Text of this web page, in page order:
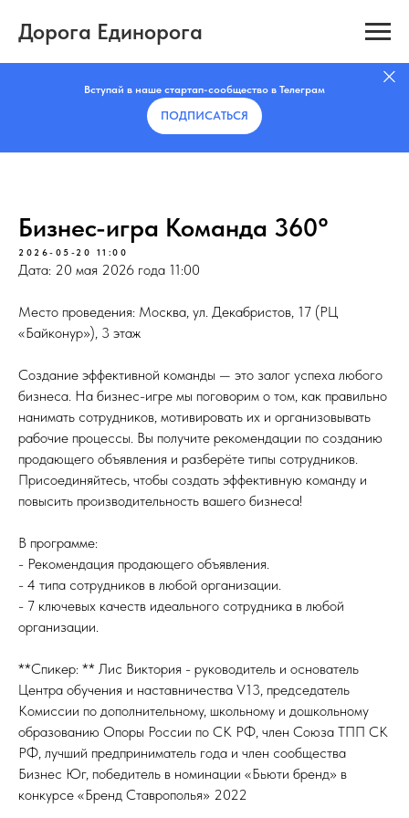
Дорога Единорога
Вступай в наше стартап-сообщество в Телеграм
ПОДПИСАТЬCЯ
Бизнес-игра Команда 360°
2026-05-20 11:00
Дата: 20 мая 2026 года 11:00
Место проведения: Москва, ул. Декабристов, 17 (РЦ
«Байконур»), 3 этаж
Создание эффективной команды — это залог успеха любого
бизнеса. На бизнес-игре мы поговорим о том, как правильно
нанимать сотрудников, мотивировать их и организовывать
рабочие процессы. Вы получите рекомендации по созданию
продающего объявления и разберёте типы сотрудников.
Присоединяйтесь, чтобы создать эффективную команду и
повысить производительность вашего бизнеса!
В программе:
- Рекомендация продающего объявления.
- 4 типа сотрудников в любой организации.
- 7 ключевых качеств идеального сотрудника в любой
организации.
**Спикер: ** Лис Виктория - руководитель и основатель
Центра обучения и наставничества V13, председатель
Комиссии по дополнительному, школьному и дошкольному
образованию Опоры России по СК РФ, член Союза ТПП СК
РФ, лучший предприниматель года и член сообщества
Бизнес Юг, победитель в номинации «Бьюти бренд» в
конкурсе «Бренд Ставрополья» 2022